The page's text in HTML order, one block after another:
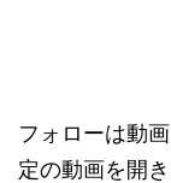
フォローは動
定の動画を開き